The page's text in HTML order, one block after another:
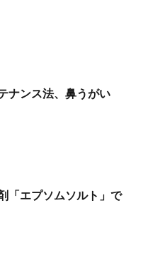
ナンス法、鼻うがい
「エプソムソルト」で